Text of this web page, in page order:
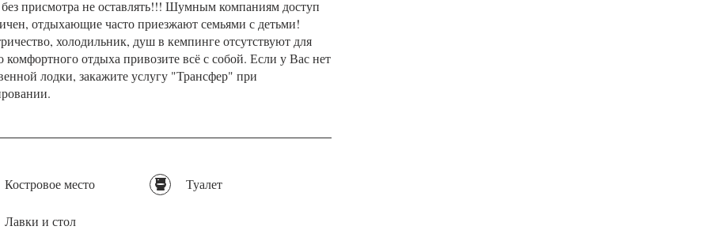
без присмотра не оставлять!!! Шумным компаниям доступ
отдыхающие часто приезжают семьями с детьми!
холодильник, душ в кемпинге отсутствуют для
комфортного отдыха привозите всё с собой. Если у Вас нет
лодки, закажите услугу "Трансфер" при
Костровое место Туалет
Лавки и стол